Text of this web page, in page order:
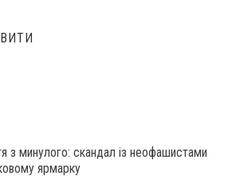
з минулого: скандал із неофашистами
ярмарку